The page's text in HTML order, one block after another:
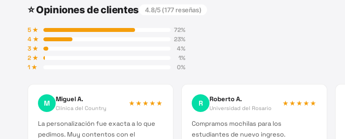
⭐ Opiniones de clientes 4.8/5 (177 reseñas)
5★ 72%
4★ 23%
3★ 4%
2★ 1%
1★ 0%
M Miguel A.
Clínica del Country
★★★★★
La personalización fue exacta a lo que
pedimos. Muy contentos con el
R Roberto A.
Universidad del Rosario
★★★★★
Compramos mochilas para los
estudiantes de nuevo ingreso.